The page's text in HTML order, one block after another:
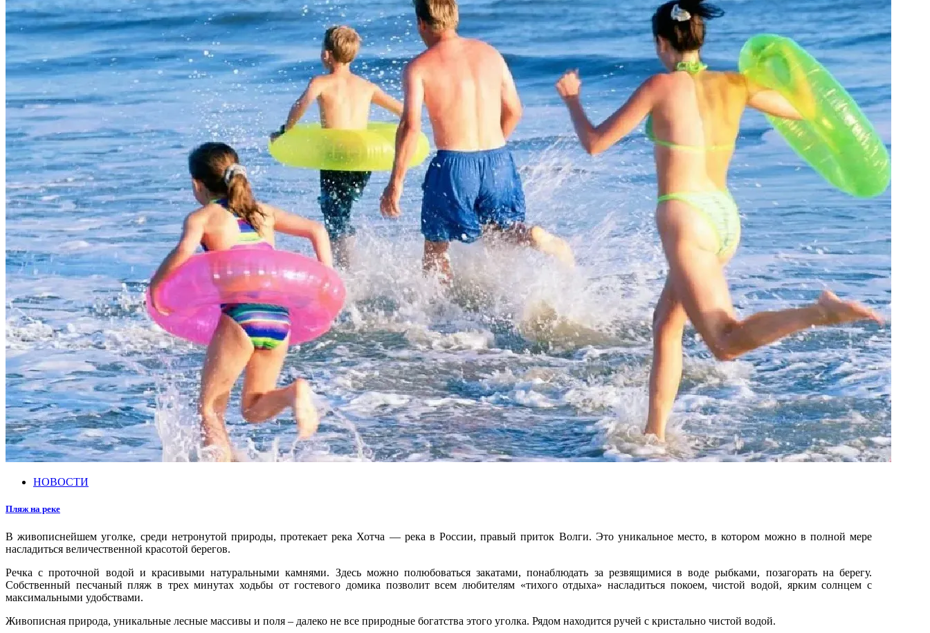
НОВОСТИ
Пляж на реке
В живописнейшем уголке, среди нетронутой природы, протекает река Хотча — река в России, правый приток Волги. Это уникальное место, в котором можно в полной мере
насладиться величественной красотой берегов.
Речка с проточной водой и красивыми натуральными камнями. Здесь можно полюбоваться закатами, понаблюдать за резвящимися в воде рыбками, позагорать на берегу.
Собственный песчаный пляж в трех минутах ходьбы от гостевого домика позволит всем любителям «тихого отдыха» насладиться покоем, чистой водой, ярким солнцем с
максимальными удобствами.
Живописная природа, уникальные лесные массивы и поля – далеко не все природные богатства этого уголка. Рядом находится ручей с кристально чистой водой.